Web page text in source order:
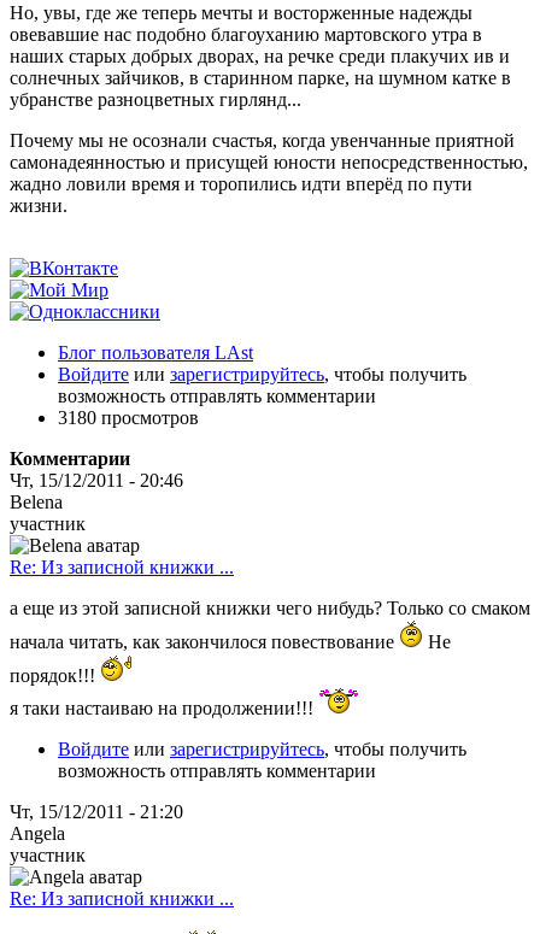
Но, увы, где же теперь мечты и восторженные надежды
овевавшие нас подобно благоуханию мартовского утра в
наших старых добрых дворах, на речке среди плакучих ив и
солнечных зайчиков, в старинном парке, на шумном катке в
убранстве разноцветных гирлянд...
Почему мы не осознали счастья, когда увенчанные приятной
самонадеянностью и присущей юности непосредственностью,
жадно ловили время и торопились идти вперёд по пути
жизни.
Блог пользователя LAst
Войдите или зарегистрируйтесь, чтобы получить
возможность отправлять комментарии
3180 просмотров
Комментарии
Чт, 15/12/2011 - 20:46
Belena
участник
Re: Из записной книжки ...
а еще из этой записной книжки чего нибудь? Только со смаком
начала читать, как закончилося повествование
Не
порядок!!!
я таки настаиваю на продолжении!!!
Войдите или зарегистрируйтесь, чтобы получить
возможность отправлять комментарии
Чт, 15/12/2011 - 21:20
Angela
участник
Re: Из записной книжки ...